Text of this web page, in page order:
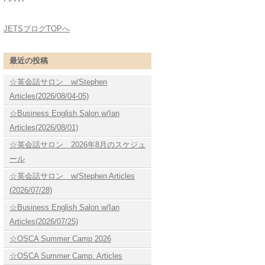
JETSブログTOPへ
最近の投稿
☆英会話サロン w/Stephen
Articles(2026/08/04-05)
☆Business English Salon w/Ian
Articles(2026/08/01)
☆英会話サロン 2026年8月のスケジュ
ール
☆英会話サロン w/Stephen Articles
(2026/07/28)
☆Business English Salon w/Ian
Articles(2026/07/25)
☆OSCA Summer Camp 2026
☆OSCA Summer Camp. Articles